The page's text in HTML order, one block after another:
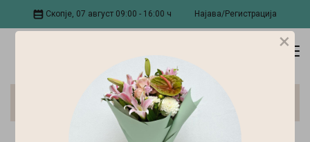
Скопје, 07 август 09:00 - 16:00 ч Најава/Регистрација
Саксиски Растенија
×